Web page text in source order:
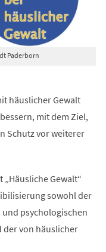
Paderborn
häuslicher Gewalt
mit dem Ziel,
Schutz vor weiterer
Gewalt“
sowohl der
psychologischen
der von häuslicher